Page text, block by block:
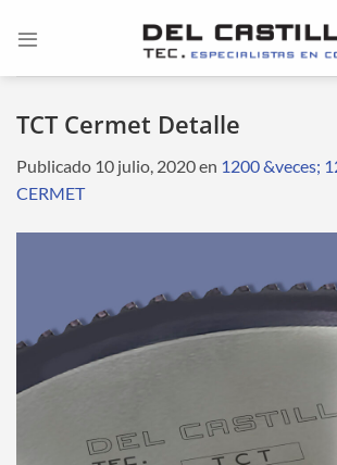
TCT Cermet Detalle
Publicado 10 julio, 2020en 1200 &veces;
CERMET